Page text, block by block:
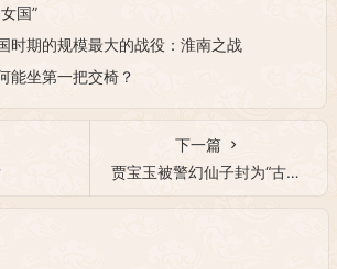
国”
时期的规模最大的战役：淮南之战
能坐第一把交椅？
下一篇
贾宝玉被警幻仙子封为“古今天下第一淫人”是何因？